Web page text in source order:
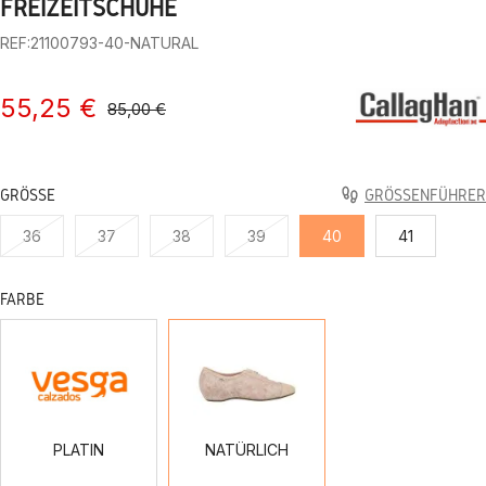
FREIZEITSCHUHE
REF:21100793-40-NATURAL
55,25 € 85,00 €
GRÖSSE GRÖSSENFÜHRER
36 37 38 39 40 41
FARBE
PLATIN NATÜRLICH